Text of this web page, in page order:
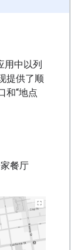
用中以列
提供了顺
和“地点
餐厅